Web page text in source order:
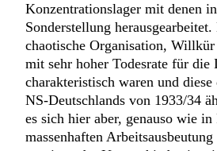
Konzentrationslager mit denen
Sonderstellung
chaotische Organisation,
mit sehr hoher Todesrate für
charakteristisch waren und
NS-Deutschlands von 1933/34
es sich hier aber, genauso wie
massenhaften